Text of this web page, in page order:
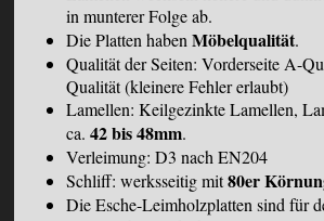
in munterer Folge ab.
Die Platten habenMöbelqualität.
Qualität der Seiten: Vorderseite A-
Qualität (kleinere Fehler erlaubt)
Lamellen: Keilgezinkte Lamellen,
ca.42 bis 48mm.
Verleimung: D3 nach EN204
Schliff: werksseitig mit80er
Die Esche-Leimholzplatten sind für